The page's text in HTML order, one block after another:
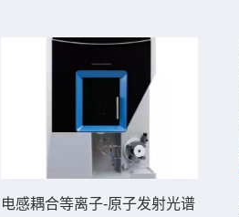
电感耦合等离子-原子发射光谱